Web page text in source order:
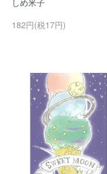
しめ米子
182円(税17円)